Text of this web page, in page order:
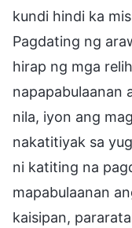
kundi hindi ka
Pagdating ng
hirap ng mga
napapabulaanan
nila, iyon ang
nakatitiyak sa
ni katiting na
mapabulaanan
kaisipan,